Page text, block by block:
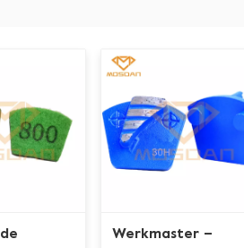
Werkmaster –